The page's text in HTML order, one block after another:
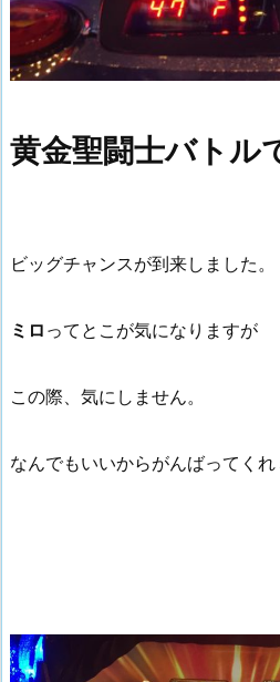
黄金聖闘士バトル
ビッグチャンスが到来しました。
ミロ ってとこが気になりますが
この際、気にしません。
なんでもいいからがんばってくれ